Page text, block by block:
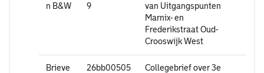
n B&W
9
van Uitgangspunten
Marnix- en
Frederikstraat Oud-
Crooswijk West
Brieve
26bb00505
Collegebrief over 3e